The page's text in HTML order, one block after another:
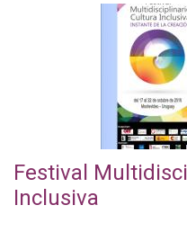
Festival
Inclusiva